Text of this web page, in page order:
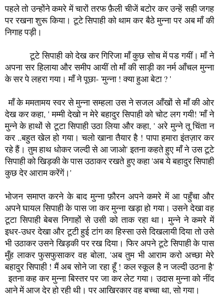
देख कर कहा, ' मम्मी देखो न मेरे बहादुर सिपाही को चोट लग गयी! 'माँ ने
मुन्ने के हाथों से टूटा सिपाही उठा लिया और कहा, ' अरे मुन्ने तू चिंता न
कर ..बहुत खेल हो गया। चलो खाना तैयार है ! पापा हमारा इंतज़ार कर
सिपाही को खिड़की के पास उठाकर रखते हुए कहा 'अब ये बहादुर सिपाही
कुछ देर आराम करेंगें।'
भोजन समाप्त करने के बाद मुन्ना फ़ौरन अपने कमरे में आ पहुँचा और
अपने घायल सिपाही के पास जा कर मुन्ना खड़ा हो गया। उसने देखा वह
टूटा सिपाही बेबस निगाहों से उसी को ताक रहा था। मुन्ने ने कमरे में
इधर-उधर देखा और टूटी हुई टांग का हिस्सा उसे दिखलायी दिया तो उसे
भी उठाकर उसने खिड़की पर रख दिया। फिर अपने टूटे सिपाही के पास
मुँह लाकर फुसफुसाकर वह बोला, 'अब तुम भी आराम करो अच्छा मेरे
बहादुर सिपाही ! मैं अब सोने जा रहा हूँ ! कल स्कूल है न जल्दी उठना है'
इतना कह कर मुन्ना बिस्तर पर जा कर लेट गया। उदास मुन्ना को नींद
मुन्ने की आँख लगते ही उसे यूँ लगा मानों वह तेज हवा के संग कहीं दूर
उड़ा जा रहा है। फिर धमाके से वह नीचे गिर पडा। गिरा भी तो पानी में
..ये तो अच्छा था कि मुन्ना स्वीमिंग करना जानता था। पानी की तेज धारा
मुन्ना को घसीट कर नीचे की ओर ले चली। मुन्ना ने साँस रोक ली। वह
नीचे की ओर चला जा रहा था। वह और नीचे सरकने लगा। इसी तरह
मुन्ना तैरता हुआ बहुत दूर चला गया। डर के मारे अब तो मुन्ना ने कस कर
आँखें बंद कर लीं। फिर कुछ मिनटों के बाद आँखें आहिस्ता से खोलीं तो
देखा वह किसी नई दुनिया में आ पहुँचा था।